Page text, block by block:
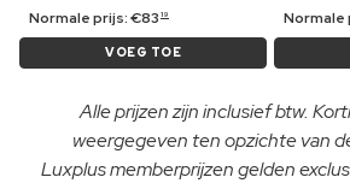
Normale prijs:€83 19
VOEG TOE
Normale
Alle prijzen zijn inclusief btw.
weergegeven ten opzichte van
Luxplus memberprijzen gelden